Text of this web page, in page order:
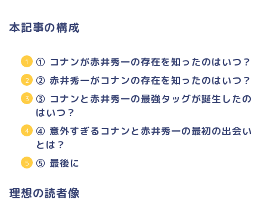
本記事の構成
① コナンが赤井秀一の存在を知ったのはいつ？
② 赤井秀一がコナンの存在を知ったのはいつ？
③ コナンと赤井秀一の最強タッグが誕生したの
はいつ？
④ 意外すぎるコナンと赤井秀一の最初の出会い
とは？
⑤ 最後に
理想の読者像